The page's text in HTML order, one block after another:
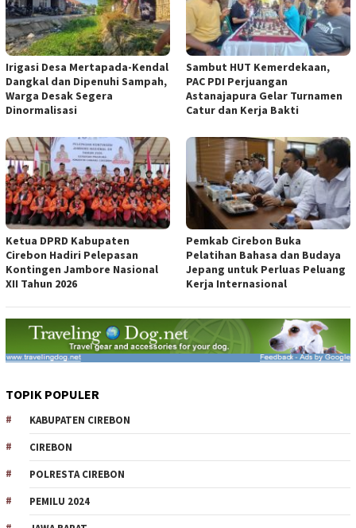
Irigasi Desa Mertapada-Kendal
Dangkal dan Dipenuhi Sampah,
Warga Desak Segera
Dinormalisasi
Sambut HUT Kemerdekaan,
PAC PDI Perjuangan
Astanajapura Gelar Turnamen
Catur dan Kerja Bakti
Ketua DPRD Kabupaten
Cirebon Hadiri Pelepasan
Kontingen Jambore Nasional
XII Tahun 2026
Pemkab Cirebon Buka
Pelatihan Bahasa dan Budaya
Jepang untuk Perluas Peluang
Kerja Internasional
TOPIK POPULER
KABUPATEN CIREBON
CIREBON
POLRESTA CIREBON
PEMILU 2024